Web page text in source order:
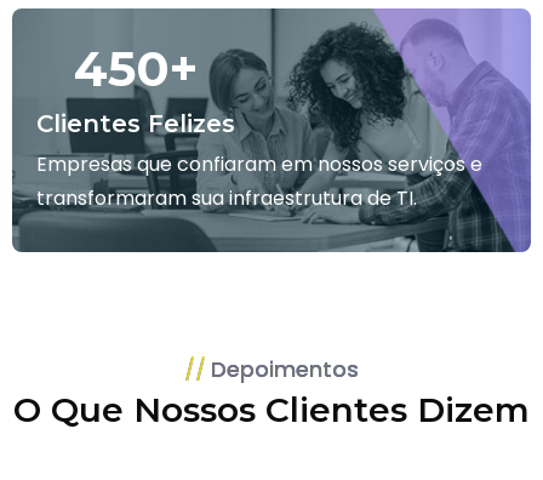
Clientes Felizes
450+
Empresas que confiaram em nossos serviços e
transformaram sua infraestrutura de TI.
Depoimentos
O Que Nossos Clientes Dizem